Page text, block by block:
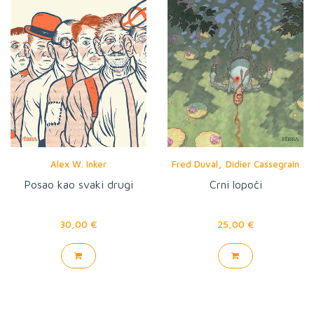
Alex W. Inker
Posao kao svaki drugi
30,00 €
Fred Duval Didier Cassegrain
Crni lopoči
25,00 €